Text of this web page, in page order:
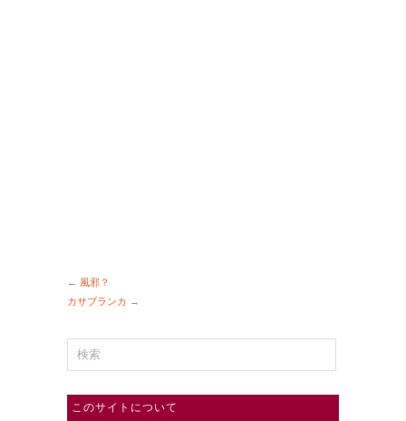
← 風邪？
カサブランカ →
このサイトについて